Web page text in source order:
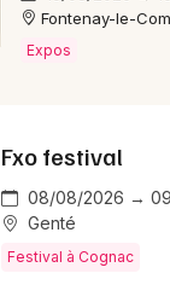
Fontenay-le-
Expos
Fxo festival
08/08/2026 →
Genté
Festival à Cognac